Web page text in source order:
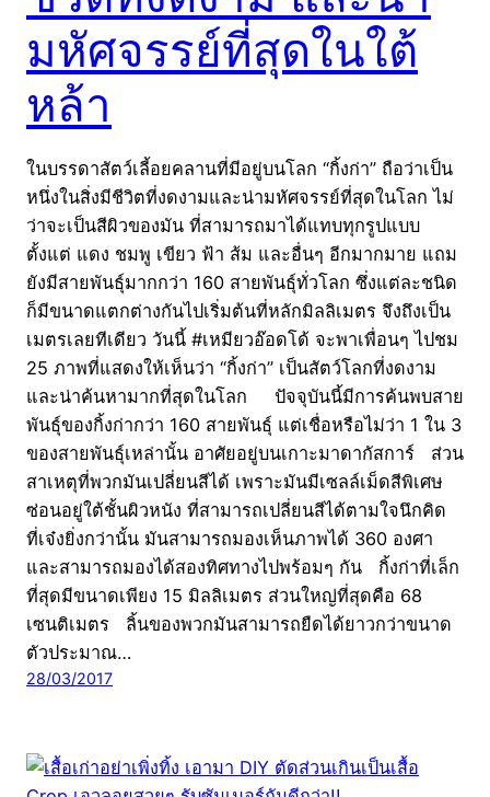
มหัศจรรย์ที่สุดในใต้
หล้า
ในบรรดาสัตว์เลี้อยคลานที่มีอยู่บนโลก “กิ้งก่า” ถือว่าเป็น
หนึ่งในสิ่งมีชีวิตที่งดงามและน่ามหัศจรรย์ที่สุดในโลก ไม่
ว่าจะเป็นสีผิวของมัน ที่สามารถมาได้แทบทุกรูปแบบ
ตั้งแต่ แดง ชมพู เขียว ฟ้า ส้ม และอื่นๆ อีกมากมาย แถม
ยังมีสายพันธุ์มากกว่า 160 สายพันธุ์ทั่วโลก ซึ่งแต่ละชนิด
ก็มีขนาดแตกต่างกันไปเริ่มต้นที่หลักมิลลิเมตร จึงถึงเป็น
เมตรเลยทีเดียว วันนี้ #เหมียวอ๊อดโด้ จะพาเพื่อนๆ ไปชม
25 ภาพที่แสดงให้เห็นว่า “กิ้งก่า” เป็นสัตว์โลกที่งดงาม
และน่าค้นหามากที่สุดในโลก ปัจจุบันนี้มีการค้นพบสาย
พันธุ์ของกิ้งก่ากว่า 160 สายพันธุ์ แต่เชื่อหรือไม่ว่า 1 ใน 3
ของสายพันธุ์เหล่านั้น อาศัยอยู่บนเกาะมาดากัสการ์ ส่วน
สาเหตุที่พวกมันเปลี่ยนสีได้ เพราะมันมีเซลล์เม็ดสีพิเศษ
ซ่อนอยู่ใต้ชั้นผิวหนัง ที่สามารถเปลี่ยนสีได้ตามใจนึกคิด
ที่เจ๋งยิ่งกว่านั้น มันสามารถมองเห็นภาพได้ 360 องศา
และสามารถมองได้สองทิศทางไปพร้อมๆ กัน กิ้งก่าที่เล็ก
ที่สุดมีขนาดเพียง 15 มิลลิเมตร ส่วนใหญ่ที่สุดคือ 68
เซนติเมตร ลิ้นของพวกมันสามารถยืดได้ยาวกว่าขนาด
ตัวประมาณ…
28/03/2017